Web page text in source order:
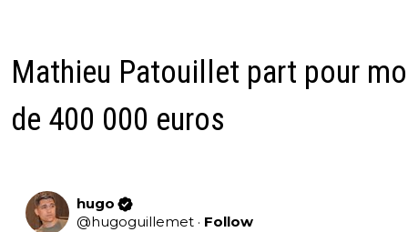
Mathieu Patouillet part pour
de 400 000 euros
hugo
@hugoguillemet · Follow